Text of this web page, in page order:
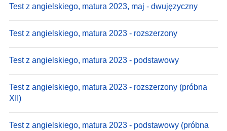
Test z angielskiego, matura 2023, maj - dwujęzyczny
Test z angielskiego, matura 2023 - rozszerzony
Test z angielskiego, matura 2023 - podstawowy
Test z angielskiego, matura 2023 - rozszerzony (próbna
XII)
Test z angielskiego, matura 2023 - podstawowy (próbna